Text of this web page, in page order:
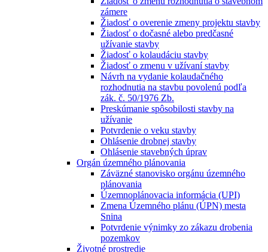
zámere
Žiadosť o overenie zmeny projektu stavby
Žiadosť o dočasné alebo predčasné
užívanie stavby
Žiadosť o kolaudáciu stavby
Žiadosť o zmenu v užívaní stavby
Návrh na vydanie kolaudačného
rozhodnutia na stavbu povolenú podľa
zák. č. 50/1976 Zb.
Preskúmanie spôsobilosti stavby na
užívanie
Potvrdenie o veku stavby
Ohlásenie drobnej stavby
Ohlásenie stavebných úprav
Orgán územného plánovania
Záväzné stanovisko orgánu územného
plánovania
Územnoplánovacia informácia (UPI)
Zmena Územného plánu (ÚPN) mesta
Snina
Potvrdenie výnimky zo zákazu drobenia
pozemkov
Životné prostredie